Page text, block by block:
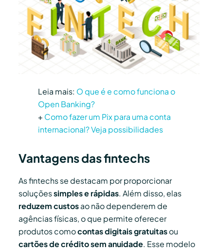
Leia mais: O que é e como funciona o
Open Banking?
+ Como fazer um Pix para uma conta
internacional? Veja possibilidades
Vantagens das fintechs
As fintechs se destacam por proporcionar
soluçõessimples e rápidas. Além disso, elas
reduzem custosao não dependerem de
agências físicas, o que permite oferecer
produtos comocontas digitais gratuitasou
cartões de crédito sem anuidade. Esse modelo